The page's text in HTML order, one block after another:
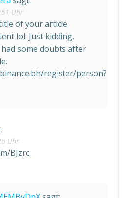
Uhr
of your article
lol. Just kidding,
had some doubts after
register/person?
Uhr
BJzrc